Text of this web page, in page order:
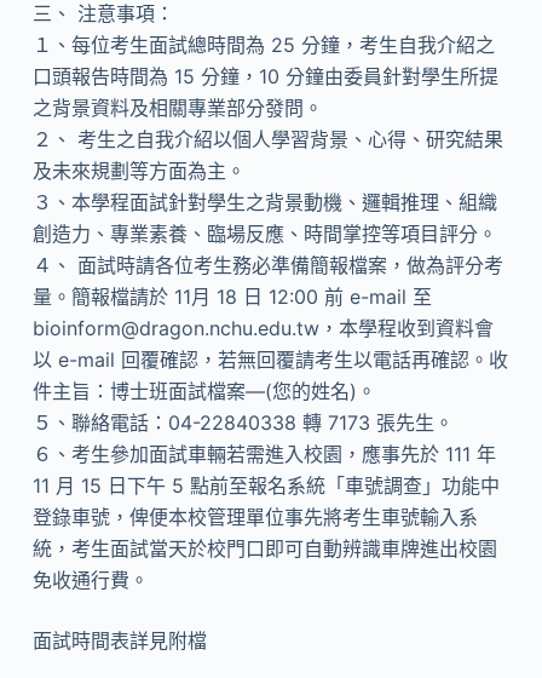
三、 注意事項：
１、每位考生面試總時間為 25 分鐘，考生自我介紹之
口頭報告時間為 15 分鐘，10 分鐘由委員針對學生所提
之背景資料及相關專業部分發問。
２、 考生之自我介紹以個人學習背景、心得、研究結果
及未來規劃等方面為主。
３、本學程面試針對學生之背景動機、邏輯推理、組織
創造力、專業素養、臨場反應、時間掌控等項目評分。
４、 面試時請各位考生務必準備簡報檔案，做為評分考
量。簡報檔請於 11月 18 日 12:00 前 e-mail 至
bioinform@dragon.nchu.edu.tw，本學程收到資料會
以 e-mail 回覆確認，若無回覆請考生以電話再確認。收
件主旨：博士班面試檔案—(您的姓名)。
５、聯絡電話：04-22840338 轉 7173 張先生。
６、考生參加面試車輛若需進入校園，應事先於 111 年
11 月 15 日下午 5 點前至報名系統「車號調查」功能中
登錄車號，俾便本校管理單位事先將考生車號輸入系
統，考生面試當天於校門口即可自動辨識車牌進出校園
免收通行費。
面試時間表詳見附檔